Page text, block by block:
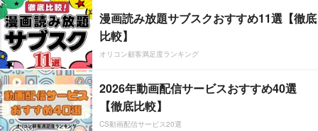
漫画読み放題サブスクおすすめ11選【徹底
比較】
オリコン顧客満足度ランキング
2026年動画配信サービスおすすめ40選
【徹底比較】
CS動画配信サービス20選